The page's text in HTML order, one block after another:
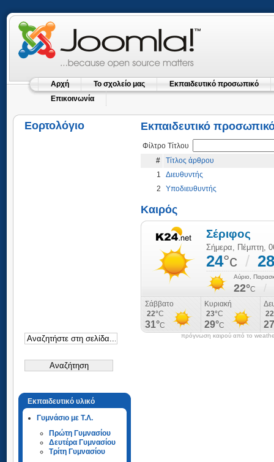
Αρχή Το σχολείο μας
Εκπαιδευτικό προσωπικό
Επικοινωνία
Εορτολόγιο
Εκπαιδευτικό υλικό
Γυμνάσιο με Τ.Λ.
Πρώτη Γυμνασίου
Δευτέρα Γυμνασίου
Τρίτη Γυμνασίου
Εκπαιδευτικό
Φίλτρο Τίτλου
#
Τίτλος άρθρου
1
Διευθυντής
2
Υποδιευθυντής
Καιρός
πρόγνωση καιρού από το